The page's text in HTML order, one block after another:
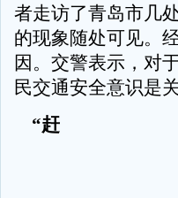
者走访了青岛市几
的现象随处可见。
因。交警表示，对
民交通安全意识是关
“赶